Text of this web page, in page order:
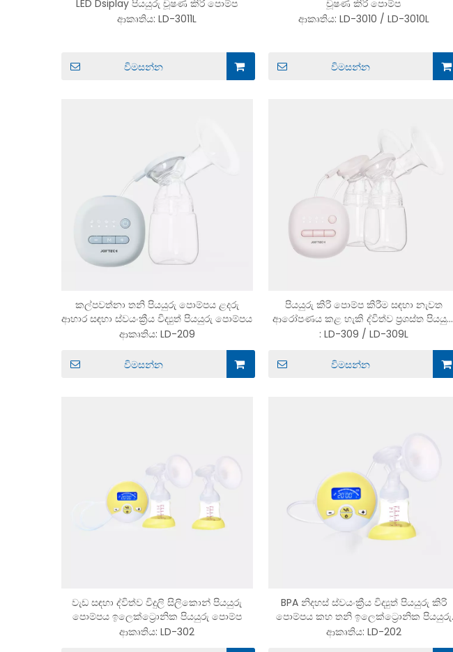
LED ​​Dsiplay පියයුරු චූෂණ කිරි පොම්ප
ආකෘතිය:LD-3011L
විමසන්න
චූෂණ කිරි පොම්ප
ආකෘතිය: LD-3010 / LD-3010L
විමසන්න
කල්පවත්නා තනි පියයුරු පොම්පය ළදරු
ආහාර සඳහා ස්වයංක්‍රීය විද්‍යුත් පියයුරු පොම්පය
ආකෘතිය: LD-209
විමසන්න
පියයුරු කිරි පොම්ප කිරීම සඳහා නැවත
ආරෝපණය කළ හැකි ද්විත්ව ප්‍රශස්ත පියයුරු
පොම්පය
: LD-309 / LD-309L
විමසන්න
වැඩ සඳහා ද්විත්ව විදුලි සිලිකොන් පියයුරු
පොම්පය ඉලෙක්ට්‍රොනික පියයුරු පොම්ප
ආකෘතිය:LD-302
BPA නිදහස් ස්වයංක්‍රීය විද්‍යුත් පියයුරු කිරි
පොම්පය කහ තනි ඉලෙක්ට්‍රොනික පියයුරු
පොම්ප
ආකෘතිය: LD-202